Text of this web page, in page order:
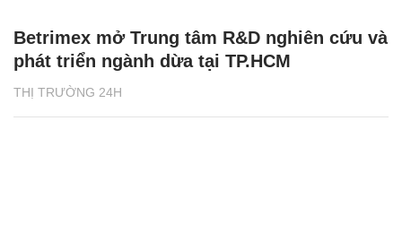
THỊ TRƯỜNG 24H
Betrimex mở Trung tâm R&D nghiên cứu và
phát triển ngành dừa tại TP.HCM